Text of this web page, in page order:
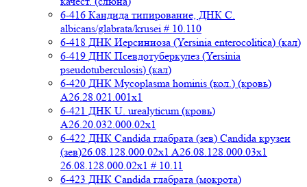
6-416 Кандида типирование, ДНК C.
albicans/glabrata/krusei # 10.110
6-418 ДНК Иерсиниоза (Yersinia enterocolitica) (кал)
6-419 ДНК Псевдотуберкулез (Yersinia
pseudotuberculosis) (кал)
6-420 ДНК Mycoplasma hominis (кол.) (кровь)
A26.28.021.001x1
6-421 ДНК U. urealyticum (кровь)
A26.20.032.000.02х1
6-422 ДНК Candida глабрата (зев) Candida крузеи
(зев)26.08.128.000.02x1 A26.08.128.000.03x1
26.08.128.000.02x1 # 10.11
6-423 ДНК Candida глабрата (мокрота)